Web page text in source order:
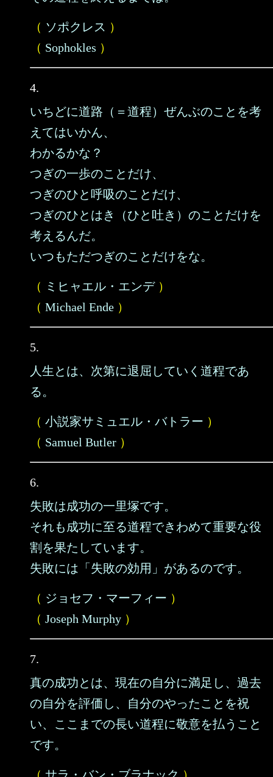
（ ソポクレス ）
（ Sophokles ）
4.
いちどに道路（＝道程）ぜんぶのことを考
えてはいかん、
わかるかな？
つぎの一歩のことだけ、
つぎのひと呼吸のことだけ、
つぎのひとはき（ひと吐き）のことだけを
考えるんだ。
いつもただつぎのことだけをな。
（ ミヒャエル・エンデ）
（ Michael Ende ）
5.
人生とは、次第に退屈していく道程であ
る。
（ 小説家サミュエル・バトラー ）
（ Samuel Butler ）
6.
失敗は成功の一里塚です。
それも成功に至る道程できわめて重要な役
割を果たしています。
失敗には「失敗の効用」があるのです。
（ ジョセフ・マーフィー ）
（ Joseph Murphy ）
7.
真の成功とは、現在の自分に満足し、過去
の自分を評価し、自分のやったことを祝
い、ここまでの長い道程に敬意を払うこと
です。